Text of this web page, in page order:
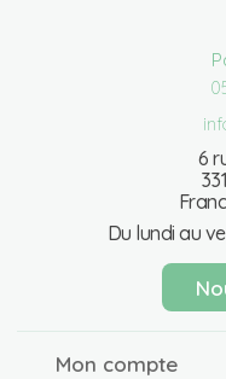
6
Du lundi au
Mon compte